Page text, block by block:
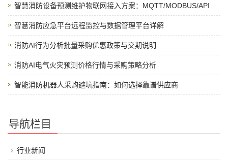
智慧消防设备预测维护物联网接入方案：MQTT/MODBUS/API
智慧消防应急平台远程监控与数据管理平台详解
消防AI行为分析批量采购优惠政策与交期说明
消防AI电气火灾预测价格行情与采购策略分析
智能消防机器人采购避坑指南：如何选择靠谱供应商
导航栏目
行业新闻